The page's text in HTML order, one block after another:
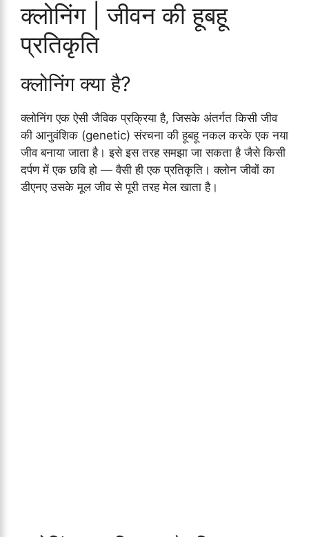
क्लोनिंग | जीवन की हूबहू
प्रतिकृति
क्लोनिंग क्या है?
क्लोनिंग एक ऐसी जैविक प्रक्रिया है, जिसके अंतर्गत किसी जीव
की आनुवंशिक (genetic) संरचना की हूबहू नकल करके एक नया
जीव बनाया जाता है। इसे इस तरह समझा जा सकता है जैसे किसी
दर्पण में एक छवि हो — वैसी ही एक प्रतिकृति। क्लोन जीवों का
डीएनए उसके मूल जीव से पूरी तरह मेल खाता है।